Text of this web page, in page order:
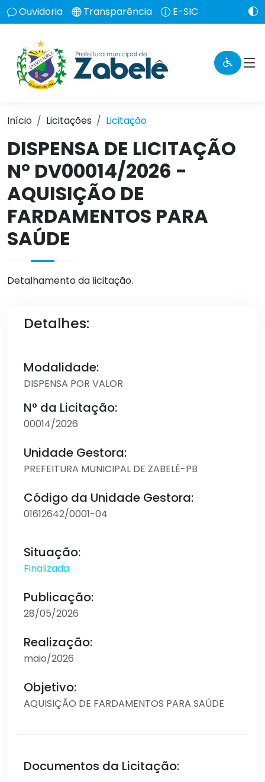
Ouvidoria Transparência E-SIC
Início Licitações Licitação
DISPENSA DE LICITAÇÃO
Nº DV00014/2026 -
AQUISIÇÃO DE
FARDAMENTOS PARA
SAÚDE
Detalhamento da licitação.
Detalhes:
Modalidade:
DISPENSA POR VALOR
N° da Licitação:
00014/2026
Unidade Gestora:
PREFEITURA MUNICIPAL DE ZABELÊ-PB
Código da Unidade Gestora:
01612642/0001-04
Situação:
Finalizada
Publicação:
28/05/2026
Realização:
maio/2026
Objetivo:
AQUISIÇÃO DE FARDAMENTOS PARA SAÚDE
Documentos da Licitação: